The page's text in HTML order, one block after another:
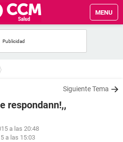
MENU
Siguiente Tema
respondann!,,
a las 20:48
a las 15:03